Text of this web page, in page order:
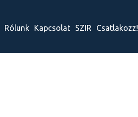
Rólunk Kapcsolat SZIR Csatlakozz!